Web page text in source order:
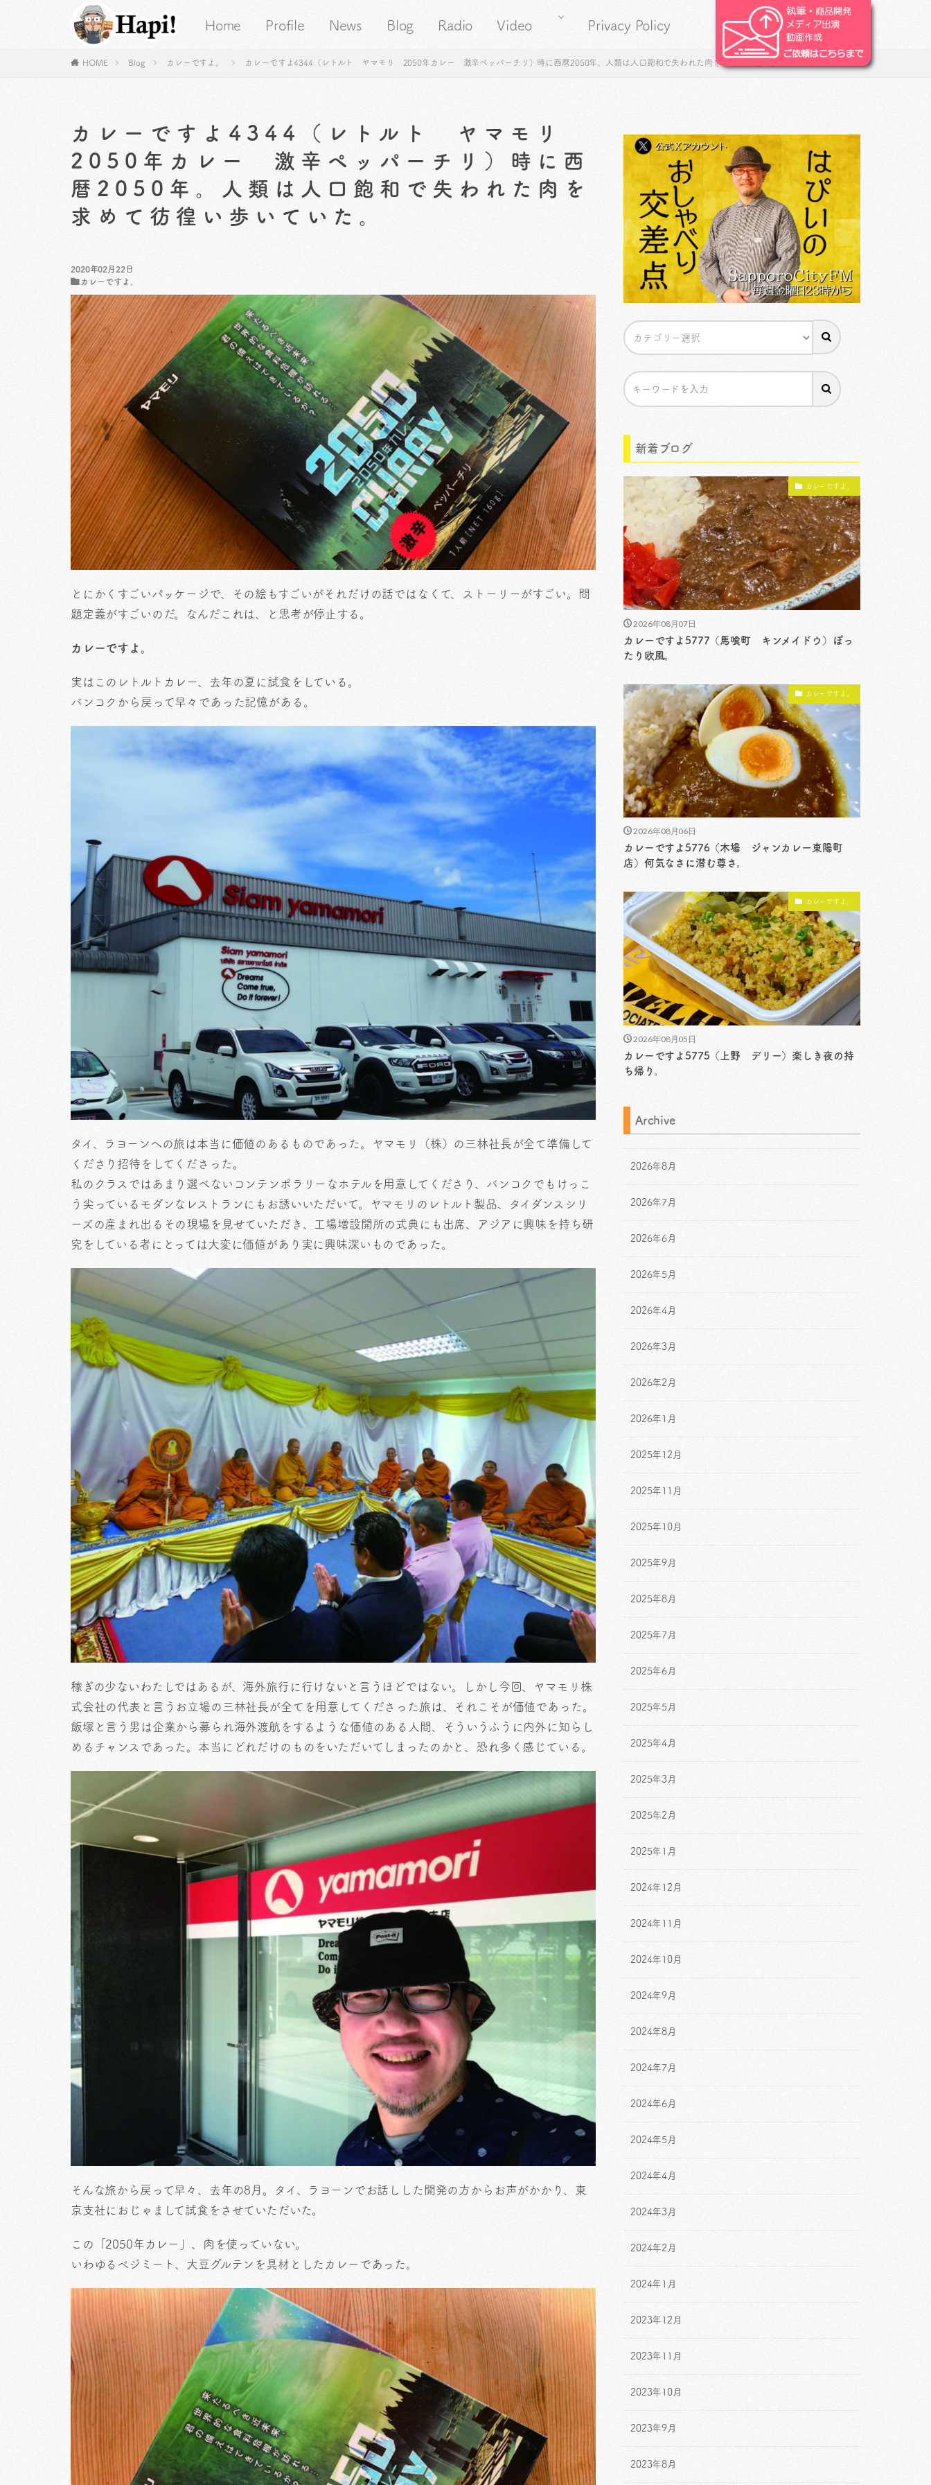
Home Profile News Blog Radio Video Privacy Policy
HOME Blog カレーですよ。 カレーですよ4344（レトルト ヤマモリ 2050年カレー 激辛ペッパーチリ）時に西暦2050年。人類は人口飽和で失われた肉を求めて彷徨い歩いていた。
カレーですよ4344（レトルト ヤマモリ
2050年カレー 激辛ペッパーチリ）時に西
暦2050年。人類は人口飽和で失われた肉を
求めて彷徨い歩いていた。
2020年02月22日
カレーですよ。
とにかくすごいパッケージで、その絵もすごいがそれだけの話ではなくて、ストーリーがすごい。問
題定義がすごいのだ。なんだこれは、と思考が停止する。
カレーですよ。
実はこのレトルトカレー、去年の夏に試食をしている。
バンコクから戻って早々であった記憶がある。
タイ、ラヨーンへの旅は本当に価値のあるものであった。ヤマモリ（株）の三林社長が全て準備して
くださり招待をしてくださった。
私のクラスではあまり選べないコンテンポラリーなホテルを用意してくださり、バンコクでもけっこ
う尖っているモダンなレストランにもお誘いいただいて。ヤマモリのレトルト製品、タイダンスシリ
ーズの産まれ出るその現場を見せていただき、工場増設開所の式典にも出席、アジアに興味を持ち研
究をしている者にとっては大変に価値があり実に興味深いものであった。
稼ぎの少ないわたしではあるが、海外旅行に行けないと言うほどではない。しかし今回、ヤマモリ株
式会社の代表と言うお立場の三林社長が全てを用意してくださった旅は、それこそが価値であった。
飯塚と言う男は企業から募られ海外渡航をするような価値のある人間、そういうふうに内外に知らし
めるチャンスであった。本当にどれだけのものをいただいてしまったのかと、恐れ多く感じている。
そんな旅から戻って早々、去年の8月。タイ、ラヨーンでお話しした開発の方からお声がかかり、東
京支社におじゃまして試食をさせていただいた。
この「2050年カレー」、肉を使っていない。
いわゆるベジミート、大豆グルテンを具材としたカレーであった。
新着ブログ
カレーですよ。
2026年08月07日
カレーですよ5777（馬喰町 キンメイドウ）ぽっ
たり欧風。
カレーですよ。
2026年08月06日
カレーですよ5776（木場 ジャンカレー東陽町
店）何気なさに潜む尊さ。
カレーですよ。
2026年08月05日
カレーですよ5775（上野 デリー）楽しき夜の持
ち帰り。
Archive
2026年8月
2026年7月
2026年6月
2026年5月
2026年4月
2026年3月
2026年2月
2026年1月
2025年12月
2025年11月
2025年10月
2025年9月
2025年8月
2025年7月
2025年6月
2025年5月
2025年4月
2025年3月
2025年2月
2025年1月
2024年12月
2024年11月
2024年10月
2024年9月
2024年8月
2024年7月
2024年6月
2024年5月
2024年4月
2024年3月
2024年2月
2024年1月
2023年12月
2023年11月
2023年10月
2023年9月
2023年8月